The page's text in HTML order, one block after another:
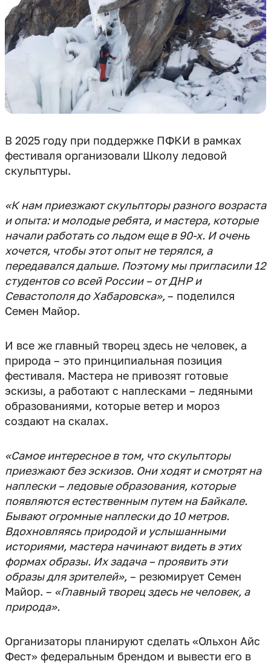
В 2025 году при поддержке ПФКИ в рамках
фестиваля организовали Школу ледовой
«К нам приезжают скульпторы разного возраста
и опыта: и молодые ребята, и мастера, которые
начали работать со льдом еще в 90-х. И очень
хочется, чтобы этот опыт не терялся, а
передавался дальше. Поэтому мы пригласили 12
студентов со всей России – от ДНР и
Севастополя до Хабаровска», – поделился
Семен Майор.
И все же главный творец здесь не человек, а
природа – это принципиальная позиция
фестиваля. Мастера не привозят готовые
эскизы, а работают с наплесками – ледяными
образованиями, которые ветер и мороз
«Самое интересное в том, что скульпторы
приезжают без эскизов. Они ходят и смотрят на
наплески – ледовые образования, которые
появляются естественным путем на Байкале.
Бывают огромные наплески до 10 метров.
Вдохновляясь природой и услышанными
историями, мастера начинают видеть в этих
формах образы. Их задача – проявить эти
образы для зрителей», – резюмирует Семен
Майор. – «Главный творец здесь не человек, а
Организаторы планируют сделать «Ольхон Айс
Фест» федеральным брендом и вывести его в